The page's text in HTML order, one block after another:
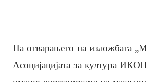
На отварањето на изложбата
Асоцијацијата за култура